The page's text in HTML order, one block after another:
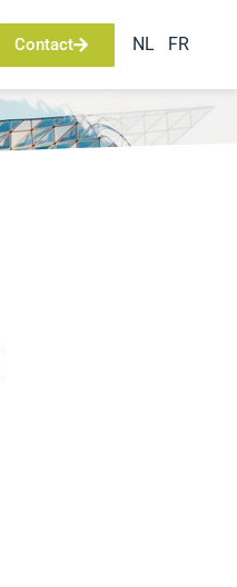
Contact NL FR